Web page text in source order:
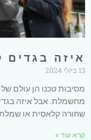
איזה בגדים
13 ביולי 2024
מסיבות טכנו הן עולם
מחשמלת. אבל איזה
שחורה קלאסית או
קרא עוד »